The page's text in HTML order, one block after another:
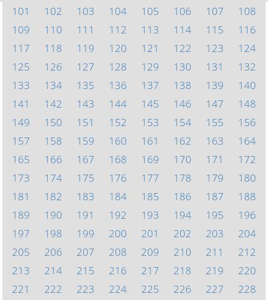
101
102 103 104 105 106 107
108
109
110 111 112 113 114 115
116
117
118 119 120 121 122 123
124
125
126 127 128 129 130 131
132
133
134 135 136 137 138 139
140
141
142 143 144 145 146 147
148
149
150 151 152 153 154 155
156
157
158 159 160 161 162 163
164
165
166 167 168 169 170 171
172
173
174 175 176 177 178 179
180
181
182 183 184 185 186 187
188
189
190 191 192 193 194 195
196
197
198 199 200 201 202 203
204
205
206 207 208 209 210 211
212
213
214 215 216 217 218 219
220
221
222 223 224 225 226 227
228